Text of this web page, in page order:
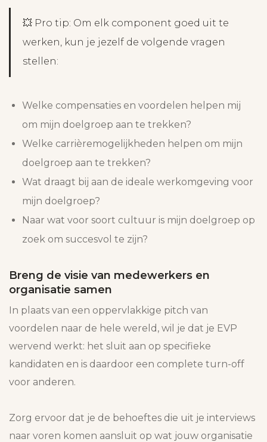
💥 Pro tip: Om elk component goed uit te
werken, kun je jezelf de volgende vragen
stellen:
Welke compensaties en voordelen helpen mij
om mijn doelgroep aan te trekken?
Welke carrièremogelijkheden helpen om mijn
doelgroep aan te trekken?
Wat draagt bij aan de ideale werkomgeving voor
mijn doelgroep?
Naar wat voor soort cultuur is mijn doelgroep op
zoek om succesvol te zijn?
Breng de visie van medewerkers en
organisatie samen
In plaats van een oppervlakkige pitch van
voordelen naar de hele wereld, wil je dat je EVP
wervend werkt: het sluit aan op specifieke
kandidaten en is daardoor een complete turn-off
voor anderen.
Zorg ervoor dat je de behoeftes die uit je interviews
naar voren komen aansluit op wat jouw organisatie